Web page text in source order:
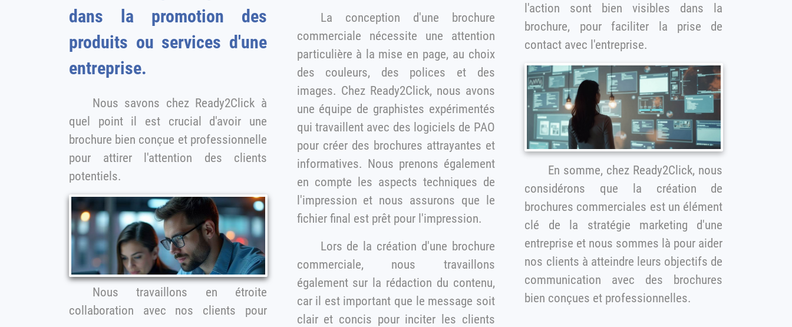
dans la promotion des
produits ou services d'une
entreprise.
Nous savons chez Ready2Click à
quel point il est crucial d'avoir une
brochure bien conçue et professionnelle
pour attirer l'attention des clients
potentiels.
Nous travaillons en étroite
collaboration avec nos clients pour
La conception d'une brochure
commerciale nécessite une attention
particulière à la mise en page, au choix
des couleurs, des polices et des
images. Chez Ready2Click, nous avons
une équipe de graphistes expérimentés
qui travaillent avec des logiciels de PAO
pour créer des brochures attrayantes et
informatives. Nous prenons également
en compte les aspects techniques de
l'impression et nous assurons que le
fichier final est prêt pour l'impression.
Lors de la création d'une brochure
commerciale, nous travaillons
également sur la rédaction du contenu,
car il est important que le message soit
clair et concis pour inciter les clients
l'action sont bien visibles dans la
brochure, pour faciliter la prise de
contact avec l'entreprise.
En somme, chez Ready2Click, nous
considérons que la création de
brochures commerciales est un élément
clé de la stratégie marketing d'une
entreprise et nous sommes là pour aider
nos clients à atteindre leurs objectifs de
communication avec des brochures
bien conçues et professionnelles.